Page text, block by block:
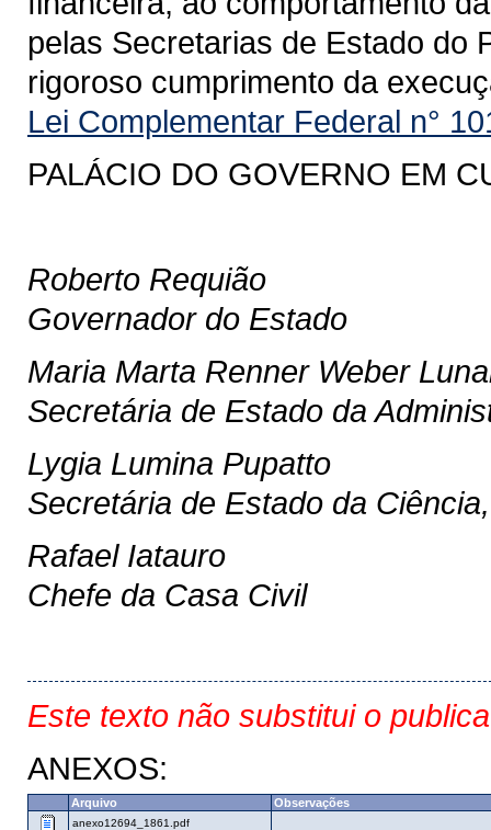
pelas Secretarias de Estado do
rigoroso cumprimento da
Lei Complementar Federal n°
PALÁCIO DO GOVERNO EM
Roberto Requião
Governador do Estado
Maria Marta Renner Weber
Secretária de Estado da
Lygia Lumina Pupatto
Secretária de Estado da
Rafael Iatauro
Chefe da Casa Civil
Este texto não substitui o
ANEXOS:
Arquivo Observações
anexo12694_1861.pdf